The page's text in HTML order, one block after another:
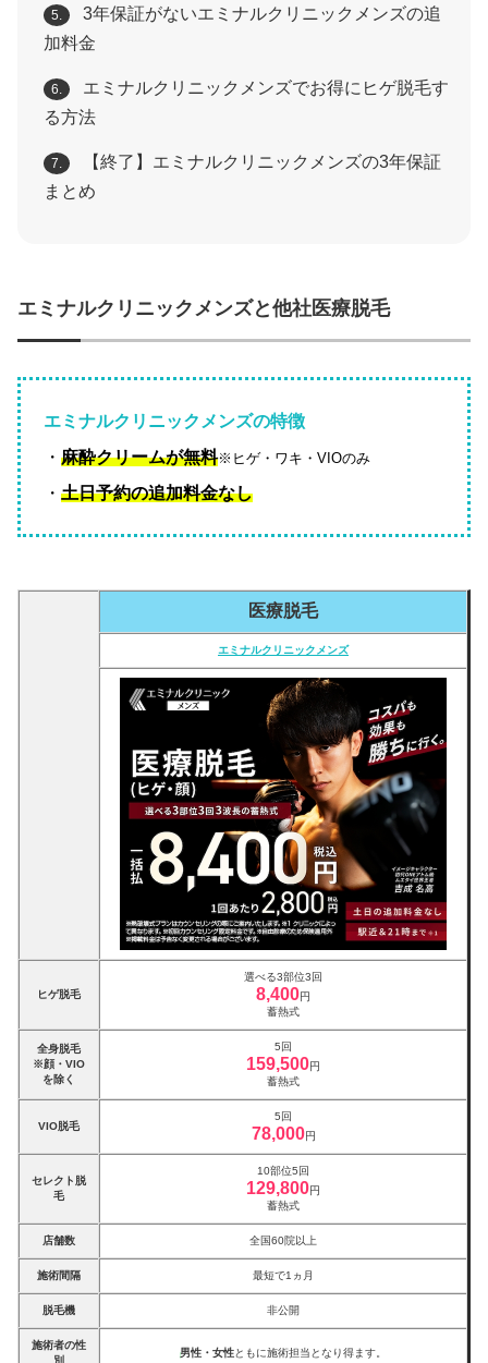
5.
3年保証がないエミナルクリニックメンズの追
加料金
6.
エミナルクリニックメンズでお得にヒゲ脱毛す
る方法
7.
【終了】エミナルクリニックメンズの3年保証
まとめ
エミナルクリニックメンズと他社医療脱毛
エミナルクリニックメンズの特徴
・ 麻酔クリームが無料※ヒゲ・ワキ・VIOのみ
・ 土日予約の追加料金なし
医療脱毛
エミナルクリニックメンズ
ヒゲ脱毛
選べる3部位3回
8,400円
蓄熱式
全身脱毛
※顔・VIO
を除く
5回
159,500円
蓄熱式
VIO脱毛
5回
78,000円
セレクト脱
毛
10部位5回
129,800円
蓄熱式
店舗数 全国60院以上
施術間隔 最短で1ヵ月
脱毛機 非公開
施術者の性
別
男性・女性ともに施術担当となり得ます。